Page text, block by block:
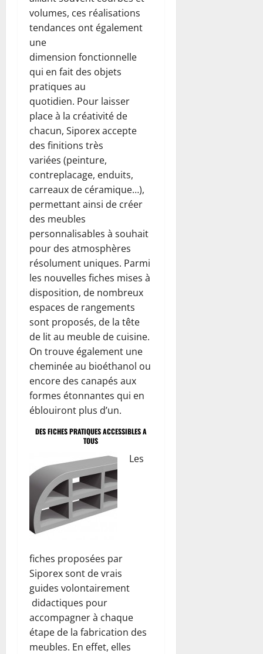
volumes, ces réalisations
tendances ont également
une
dimension fonctionnelle
qui en fait des objets
pratiques au
quotidien. Pour laisser
place à la créativité de
chacun, Siporex accepte
des finitions très
variées (peinture,
contreplacage, enduits,
carreaux de céramique…),
permettant ainsi de créer
des meubles
personnalisables à souhait
pour des atmosphères
résolument uniques. Parmi
les nouvelles fiches mises à
disposition, de nombreux
espaces de rangements
sont proposés, de la tête
de lit au meuble de cuisine.
On trouve également une
cheminée au bioéthanol ou
encore des canapés aux
formes étonnantes qui en
éblouiront plus d’un.
DES FICHES PRATIQUES ACCESSIBLES A
TOUS
Les
fiches proposées par
Siporex sont de vrais
guides volontairement
didactiques pour
accompagner à chaque
étape de la fabrication des
meubles. En effet, elles